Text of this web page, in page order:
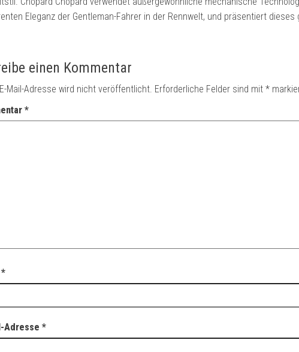
Eleganz der Gentleman-Fahrer in der Rennwelt, und präsentiert dieses
einen Kommentar
Mail-Adresse wird nicht veröffentlicht. Erforderliche Felder sind mit *
*
*
Adresse *